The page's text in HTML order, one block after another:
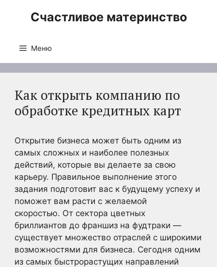
Счастливое материнство
Меню
Как открыть компанию по
обработке кредитных карт
Открытие бизнеса может быть одним из
самых сложных и наиболее полезных
действий, которые вы делаете за свою
карьеру. Правильное выполнение этого
задания подготовит вас к будущему успеху и
поможет вам расти с желаемой
скоростью. От сектора цветных
бриллиантов до франшиз на фудтраки —
существует множество отраслей с широкими
возможностями для бизнеса. Сегодня одним
из самых быстрорастущих направлений